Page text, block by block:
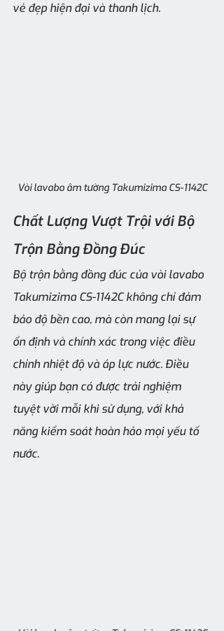
vẻ đẹp hiện đại và thanh lịch.
Vòi lavabo âm tường Takumizima CS-1142C
Chất Lượng Vượt Trội với Bộ
Trộn Bằng Đồng Đúc
Bộ trộn bằng đồng đúc của vòi lavabo
Takumizima CS-1142C không chỉ đảm
bảo độ bền cao, mà còn mang lại sự
ổn định và chính xác trong việc điều
chỉnh nhiệt độ và áp lực nước. Điều
này giúp bạn có được trải nghiệm
tuyệt vời mỗi khi sử dụng, với khả
năng kiểm soát hoàn hảo mọi yếu tố
nước.